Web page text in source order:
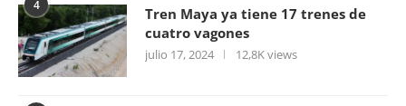
4
Tren Maya ya tiene 17 trenes de
cuatro vagones
julio 17, 2024 12,8K views